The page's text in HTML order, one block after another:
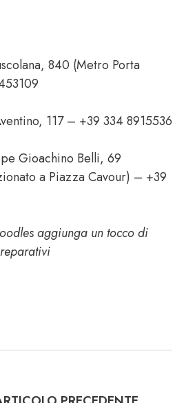
840 (Metro Porta
117 – +39 334 8915536
Gioachino Belli, 69
a Piazza Cavour) – +39
aggiunga un tocco di